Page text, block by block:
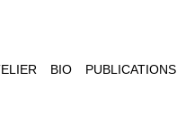
BIO PUBLICATIONS